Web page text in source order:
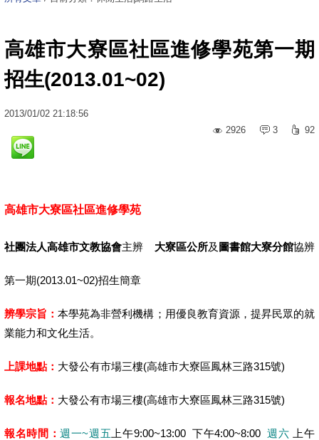
高雄市大寮區社區進修學苑第一期
招生(2013.01~02)
2013/01/02 21:18:56
2926
3 92
高雄市大寮區社區進修學苑
社團法人高雄市文教協會主辨 大寮區公所及 圖書館大寮分館協辨
第一期(2013.01~02)招生簡章
辨學宗旨：本學苑為非營利機構；用優良教育資源，提昇民眾的就
業能力和文化生活。
上課地點： 大發公有市場三樓(高雄市大寮區鳳林三路315號)
報名地點： 大發公有市場三樓(高雄市大寮區鳳林三路315號)
報名時間：週一~週五 上午9:00~13:00 下午4:00~8:00週六 上午